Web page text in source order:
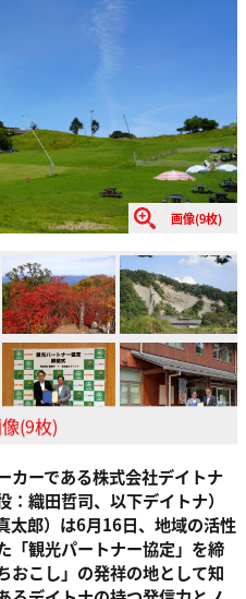
画像(9枚)
(9枚)
カーである株式会社デイトナ
：織田哲司、以下デイトナ）
太郎）は6月16日、地域の活性
「観光パートナー協定」を締
おこし」の発祥の地として知